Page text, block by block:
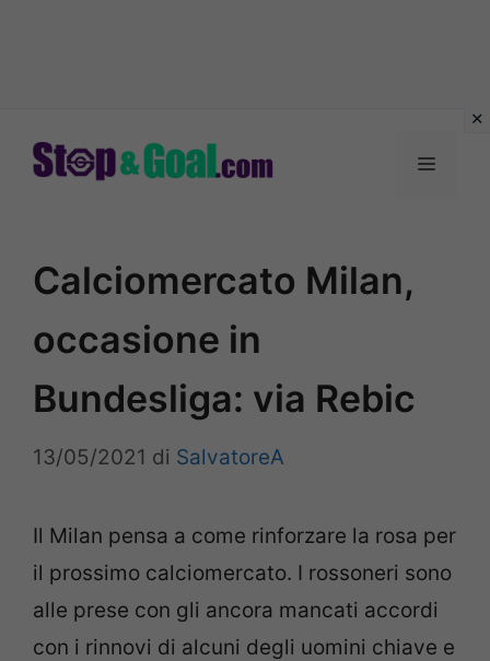
Menu
Calciomercato Milan,
occasione in
Bundesliga: via Rebic
13/05/2021 di SalvatoreA
Il Milan pensa a come rinforzare la rosa per
il prossimo calciomercato. I rossoneri sono
alle prese con gli ancora mancati accordi
con i rinnovi di alcuni degli uomini chiave e